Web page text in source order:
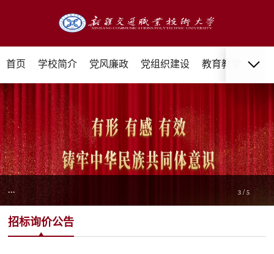
首页 学校简介 党风廉政 党组织建设 教育教学 招
... 3 /5
招标询价公告